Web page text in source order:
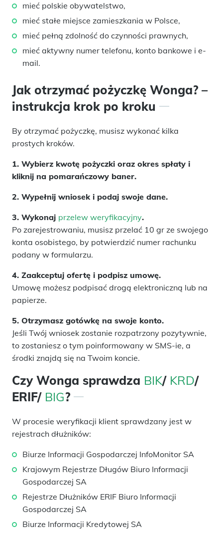
mieć polskie obywatelstwo,
mieć stałe miejsce zamieszkania w Polsce,
mieć pełną zdolność do czynności prawnych,
mieć aktywny numer telefonu, konto bankowe i e-
mail.
Jak otrzymać pożyczkę Wonga? –
instrukcja krok po kroku
By otrzymać pożyczkę, musisz wykonać kilka
prostych kroków.
1. Wybierz kwotę pożyczki oraz okres spłaty i
kliknij na pomarańczowy baner.
2. Wypełnij wniosek i podaj swoje dane.
3. Wykonaj przelew weryfikacyjny.
Po zarejestrowaniu, musisz przelać 10 gr ze swojego
konta osobistego, by potwierdzić numer rachunku
podany w formularzu.
4. Zaakceptuj ofertę i podpisz umowę.
Umowę możesz podpisać drogą elektroniczną lub na
papierze.
5. Otrzymasz gotówkę na swoje konto.
Jeśli Twój wniosek zostanie rozpatrzony pozytywnie,
to zostaniesz o tym poinformowany w SMS-ie, a
środki znajdą się na Twoim koncie.
Czy Wonga sprawdza BIK/ KRD/
ERIF/ BIG?
W procesie weryfikacji klient sprawdzany jest w
rejestrach dłużników:
Biurze Informacji Gospodarczej InfoMonitor SA
Krajowym Rejestrze Długów Biuro Informacji
Gospodarczej SA
Rejestrze Dłużników ERIF Biuro Informacji
Gospodarczej SA
Biurze Informacji Kredytowej SA